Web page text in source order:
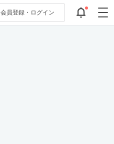
会員登録・ ログイン